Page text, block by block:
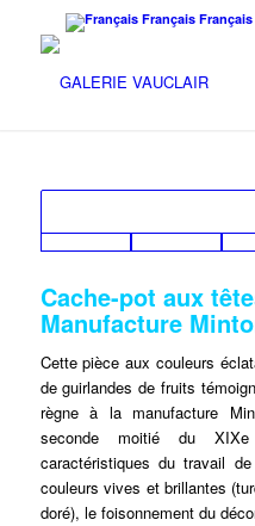
Français Français
Cache-pot aux
Manufacture
Cette pièce aux couleurs
de guirlandes de fruits
règne à la manufacture
seconde moitié du
caractéristiques du travail
couleurs vives et brillantes
doré), le foisonnement du